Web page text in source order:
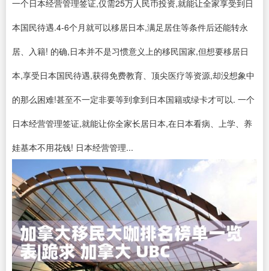
一个日本经营管理签证,仅需25万人民币投资,就能让全家享受到日
本国民待遇.4-6个月就可以移居日本,满足居住等条件后还能转永
居、入籍! 的确,日本并不是习惯意义上的移民国家,但想要移居日
本,享受日本国民待遇,获得免费教育、顶尖医疗等资源,却没想象中
的那么困难!甚至不一定非要等到拿到日本国籍或绿卡才可以. 一个
日本经营管理签证,就能让你全家长居日本,在日本看病、上学、养
娃基本不用花钱! 日本经营管理...